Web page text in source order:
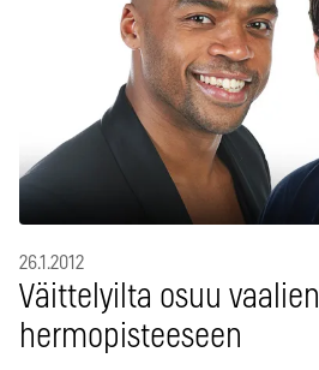
26.1.2012
Väittelyilta osuu vaalien
hermopisteeseen